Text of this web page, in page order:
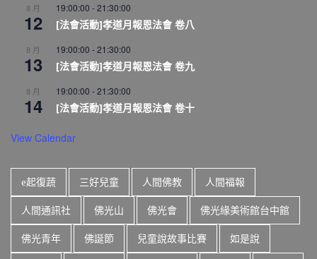
8 月
12
19:00:00 -21:30:00
[法會活動]孝道月報恩法會 卷八
8 月
13
19:00:00 -21:30:00
[法會活動]孝道月報恩法會 卷九
8 月
14
19:00:00 -21:30:00
[法會活動]孝道月報恩法會 卷十
View Calendar
e起復蔬 三好兒童 人間佛教 人間福報
人間通訊社 佛光山 佛光會 佛光緣美術館台中館
佛光青年 佛誕節 兒童說故事比賽 如是說